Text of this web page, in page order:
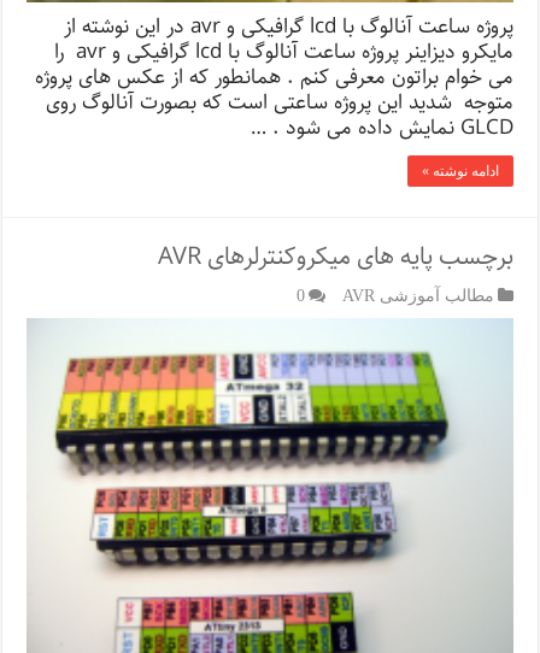
پروژه ساعت آنالوگ با lcd گرافیکی و avr در این نوشته از
مایکرو دیزاینر پروژه ساعت آنالوگ با lcd گرافیکی و avr را
می خوام براتون معرفی کنم . همانطور که از عکس های پروژه
متوجه شدید این پروژه ساعتی است که بصورت آنالوگ روی
GLCD نمایش داده می شود . …
ادامه نوشته »
برچسب پایه های میکروکنترلرهای AVR
مطالب آموزشی AVR 0